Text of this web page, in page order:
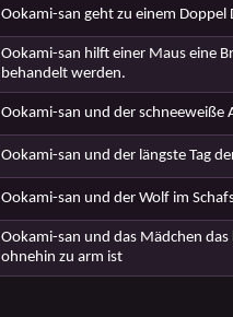
Ookami-san geht zu einem Doppel
Ookami-san hilft einer Maus eine
behandelt werden.
Ookami-san und der schneeweiße
Ookami-san und der längste Tag
Ookami-san und der Wolf im
Ookami-san und das Mädchen
ohnehin zu arm ist